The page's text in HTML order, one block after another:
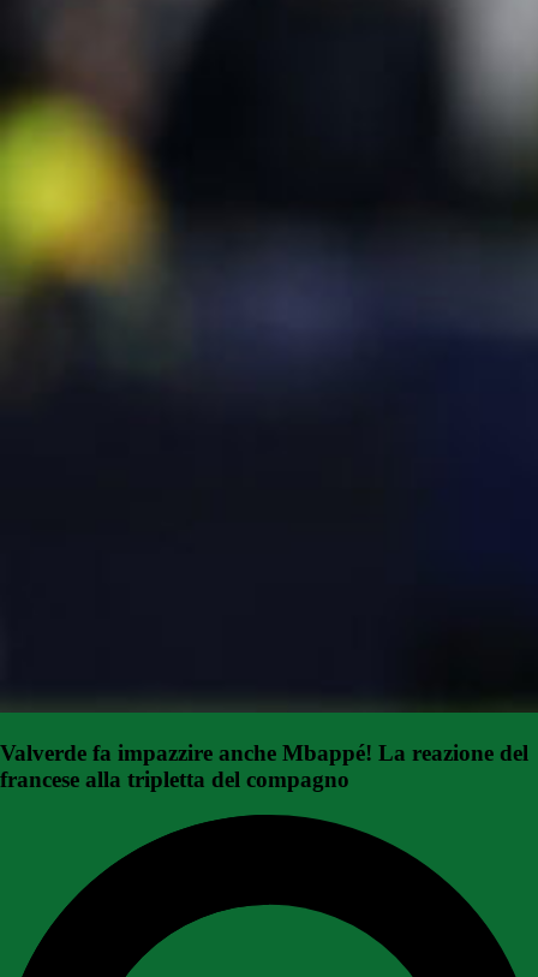
Valverde fa impazzire anche Mbappé! La reazione del
francese alla tripletta del compagno